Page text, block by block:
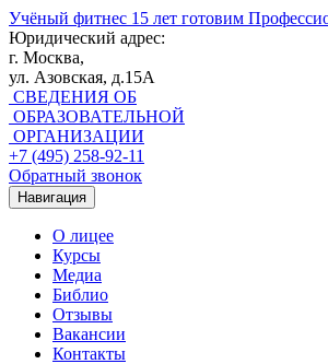
Учёный фитнес 15 лет готовим
Юридический адрес:
г. Москва,
ул. Азовская, д.15А
СВЕДЕНИЯ ОБ
ОБРАЗОВАТЕЛЬНОЙ
ОРГАНИЗАЦИИ
+7 (495) 258-92-11
Обратный звонок
Навигация
О лицее
Курсы
Медиа
Библио
Отзывы
Вакансии
Контакты